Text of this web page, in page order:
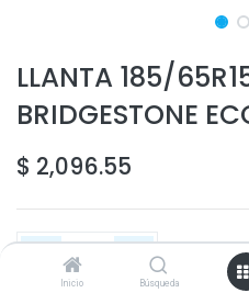
Inicio Búsqueda
LLANTA 185/
BRIDGESTONE
$ 2,096.55